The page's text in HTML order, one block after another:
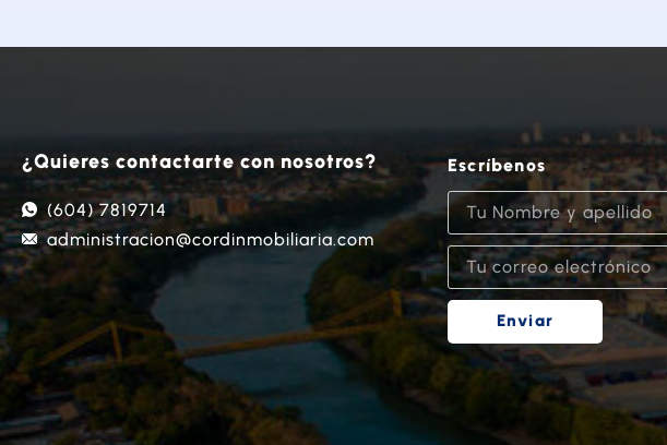
¿Quieres contactarte con nosotros?
(604) 7819714
administracion@cordinmobiliaria.com
Escríbenos
Enviar